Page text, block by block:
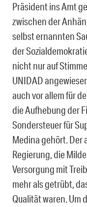
Präsident ins Amt
zwischen der
selbst ernannten
der
nicht nur auf
UNIDAD
auch vor allem für
die Aufhebung der
Sondersteuer für
Medina gehört. Der
Regierung, die
Versorgung mit
mehr als getrübt,
Qualität waren. Um